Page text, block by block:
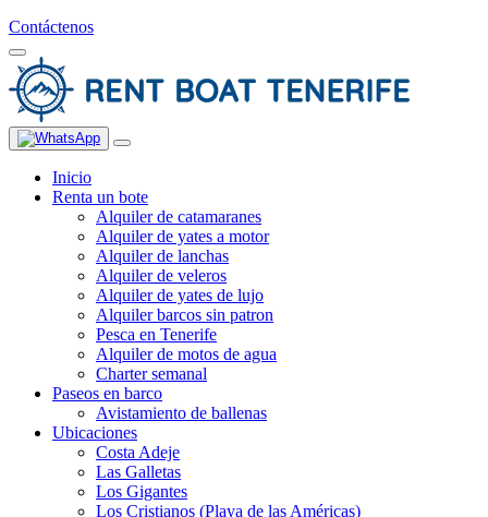
Contáctenos
Inicio
Renta un bote
Alquiler de catamaranes
Alquiler de yates a motor
Alquiler de lanchas
Alquiler de veleros
Alquiler de yates de lujo
Alquiler barcos sin patron
Pesca en Tenerife
Alquiler de motos de agua
Charter semanal
Paseos en barco
Avistamiento de ballenas
Ubicaciones
Costa Adeje
Las Galletas
Los Gigantes
Los Cristianos (Playa de las Américas)